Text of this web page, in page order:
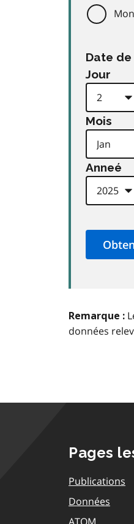
Date
Jour
Mois
Anneé
Remarque :
données
Pages
Publications
Données
ATOM